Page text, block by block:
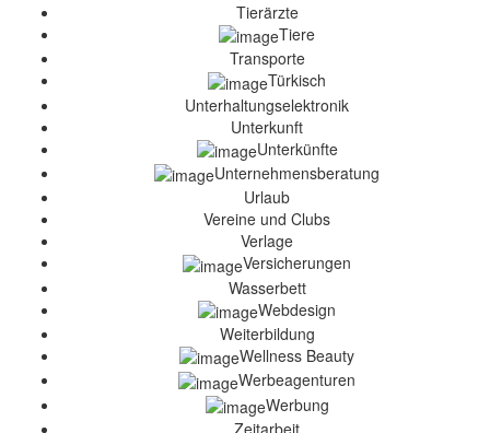
Tierärzte
Tiere
Transporte
Türkisch
Unterhaltungselektronik
Unterkunft
Unterkünfte
Unternehmensberatung
Urlaub
Vereine und Clubs
Verlage
Versicherungen
Wasserbett
Webdesign
Weiterbildung
Wellness Beauty
Werbeagenturen
Werbung